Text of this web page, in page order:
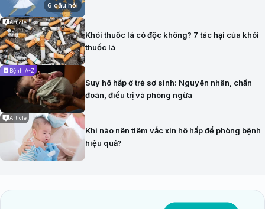
6 câu hỏi
Article
Khói thuốc lá có độc không? 7 tác hại của khói
thuốc lá
Bệnh A-Z
Suy hô hấp ở trẻ sơ sinh: Nguyên nhân, chẩn
đoán, điều trị và phòng ngừa
Article
Khi nào nên tiêm vắc xin hô hấp để phòng bệnh
hiệu quả?